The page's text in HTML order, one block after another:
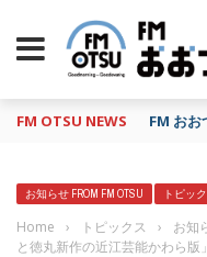
FM OTSU NEWS FM お
お知らせ FROM FM OTSU トピッ
Home › トピックス › お知
と徳丸新作の近江芸能かわら版